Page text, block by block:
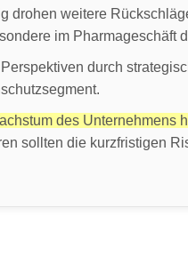
drohen weitere
im Pharmageschäft
durch
des Unternehmens
sollten die kurzfristigen